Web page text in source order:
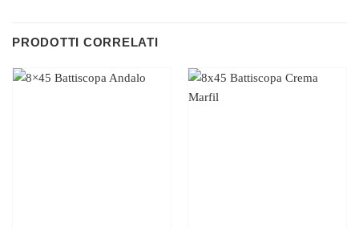
PRODOTTI CORRELATI